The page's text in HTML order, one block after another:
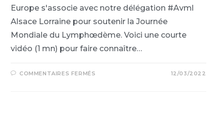
Europe s'associe avec notre délégation #Avml
Alsace Lorraine pour soutenir la Journée
Mondiale du Lymphœdème. Voici une courte
vidéo (1 mn) pour faire connaître…
COMMENTAIRES FERMÉS 12/03/2022